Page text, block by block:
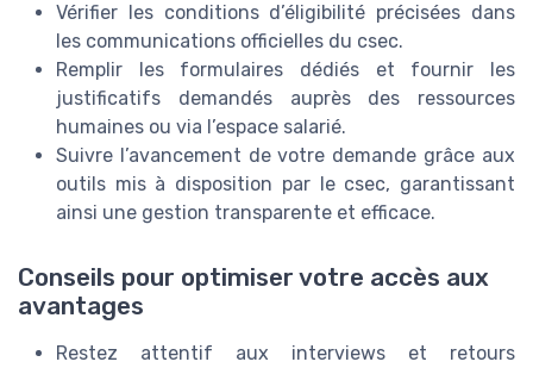
Vérifier les conditions d’éligibilité précisées dans
les communications officielles du csec.
Remplir les formulaires dédiés et fournir les
justificatifs demandés auprès des ressources
humaines ou via l’espace salarié.
Suivre l’avancement de votre demande grâce aux
outils mis à disposition par le csec, garantissant
ainsi une gestion transparente et efficace.
Conseils pour optimiser votre accès aux
avantages
Restez attentif aux interviews et retours